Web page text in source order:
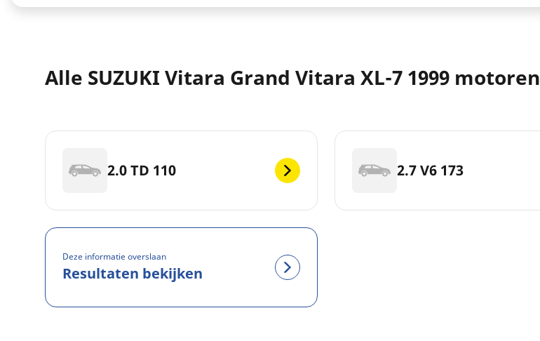
Alle SUZUKI Vitara Grand Vitara XL-7 1999 motoren
2.0 TD 110 2.7 V6 173
Deze informatie overslaan
Resultaten bekijken